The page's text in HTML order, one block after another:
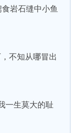
岩石缝中小鱼
不知从哪冒出
生莫大的耻